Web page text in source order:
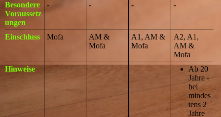
Besondere
Voraussetz
ungen
- - - -
Einschluss Mofa
AM &
Mofa
A1, AM &
Mofa
A2, A1,
AM &
Mofa
Hinweise
Ab 20
Jahre -
bei
mindes
tens 2
Jahre